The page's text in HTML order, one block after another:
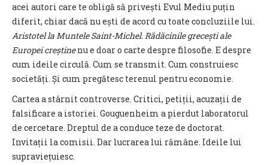
acei autori care te obligă să privești Evul Mediu puțin
diferit, chiar dacă nu ești de acord cu toate concluziile lui.
Aristotel la Muntele Saint-Michel. Rădăcinile grecești ale
Europei creștinenu e doar o carte despre filosofie. E despre
cum ideile circulă. Cum se transmit. Cum construiesc
societăți. Și cum pregătesc terenul pentru economie.
Cartea a stârnit controverse. Critici, petiții, acuzații de
falsificare a istoriei. Gouguenheim a pierdut laboratorul
de cercetare. Dreptul de a conduce teze de doctorat.
Invitații la comisii. Dar lucrarea lui rămâne. Ideile lui
supraviețuiesc.